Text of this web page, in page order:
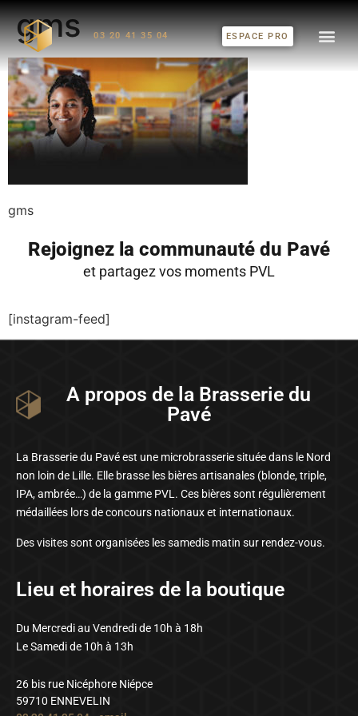
03 20 41 35 04 ESPACE PRO
gms
gms
Rejoignez la communauté du Pavé
et partagez vos moments PVL
[instagram-feed]
A propos de la Brasserie du
Pavé
La Brasserie du Pavé est une microbrasserie située dans le Nord
non loin de Lille. Elle brasse les bières artisanales (blonde, triple,
IPA, ambrée…) de la gamme PVL. Ces bières sont régulièrement
médaillées lors de concours nationaux et internationaux.
Des visites sont organisées les samedis matin sur rendez-vous.
Lieu et horaires de la boutique
Du Mercredi au Vendredi de 10h à 18h
Le Samedi de 10h à 13h
26 bis rue Nicéphore Niépce
59710 ENNEVELIN